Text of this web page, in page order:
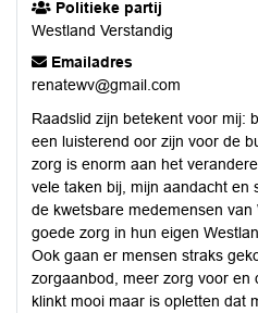
Politieke partij
Westland Verstandig
Emailadres
renatewv@gmail.com
Raadslid zijn betekent voor mij:
een luisterend oor zijn voor de
zorg is enorm aan het
vele taken bij, mijn aandacht en
de kwetsbare medemensen van
goede zorg in hun eigen
Ook gaan er mensen straks
zorgaanbod, meer zorg voor en
klinkt mooi maar is opletten dat